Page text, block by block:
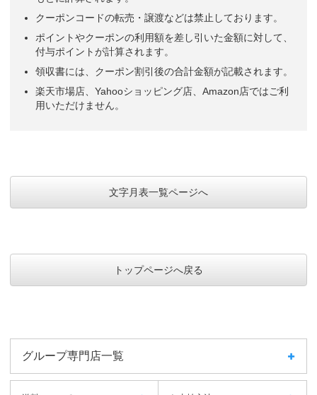
クーポンコードの転売・譲渡などは禁止しております。
ポイントやクーポンの利用額を差し引いた金額に対して、
付与ポイントが計算されます。
領収書には、クーポン割引後の合計金額が記載されます。
楽天市場店、Yahooショッピング店、Amazon店ではご利
用いただけません。
文字月表一覧ページへ
トップページへ戻る
グループ専門店一覧